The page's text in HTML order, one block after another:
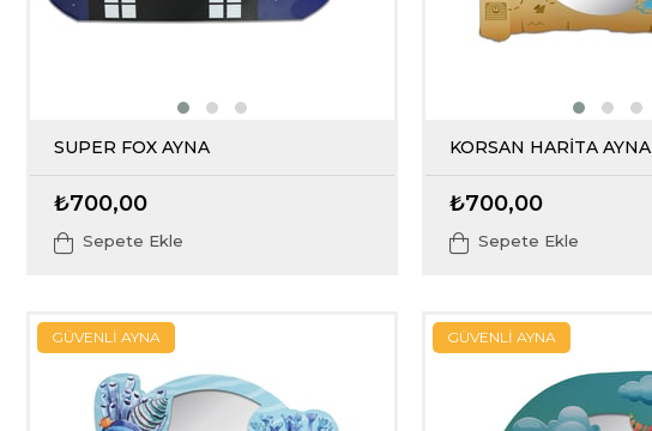
SUPER FOX AYNA
₺700,00
Sepete Ekle
KORSAN HARİTA AYNA
₺700,00
Sepete Ekle
GÜVENLİ AYNA GÜVENLİ AYNA